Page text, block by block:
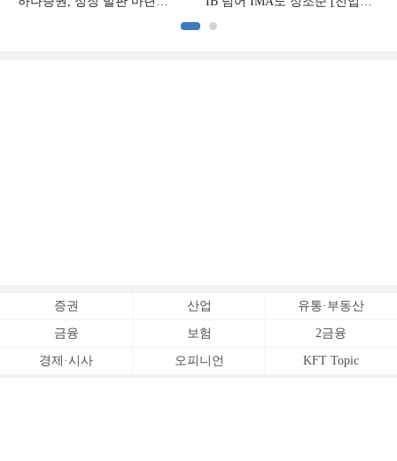
증권 산업 유통·부동산
금융 보험 2금융
경제·시사 오피니언 KFT Topic